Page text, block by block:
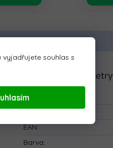
souhlas s
i
Doplňkové parametry
Kategorie
EAN:
Barva: